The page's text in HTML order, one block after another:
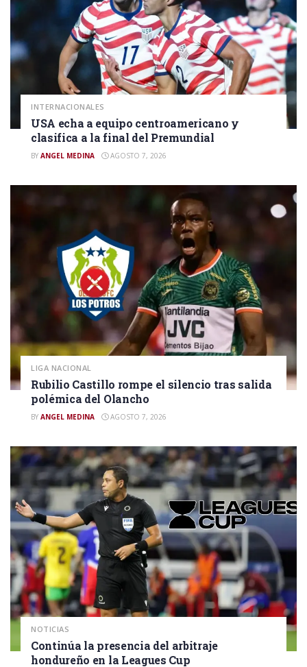
INTERNACIONALES
USA echa a equipo centroamericano y
clasifica a la final del Premundial
BY ANGEL MEDINA AGOSTO 7, 2026
LIGA NACIONAL
Rubilio Castillo rompe el silencio tras salida
polémica del Olancho
BY ANGEL MEDINA AGOSTO 7, 2026
NOTICIAS
Continúa la presencia del arbitraje
hondureño en la Leagues Cup